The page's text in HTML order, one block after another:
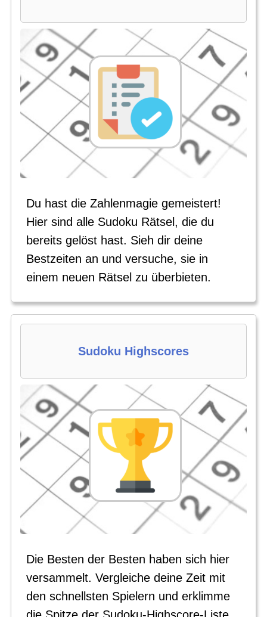
Du hast die Zahlenmagie gemeistert!
Hier sind alle Sudoku Rätsel, die du
bereits gelöst hast. Sieh dir deine
Bestzeiten an und versuche, sie in
einem neuen Rätsel zu überbieten.
Sudoku Highscores
Die Besten der Besten haben sich hier
versammelt. Vergleiche deine Zeit mit
den schnellsten Spielern und erklimme